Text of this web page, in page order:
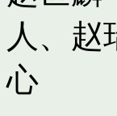
人 、 赵
心